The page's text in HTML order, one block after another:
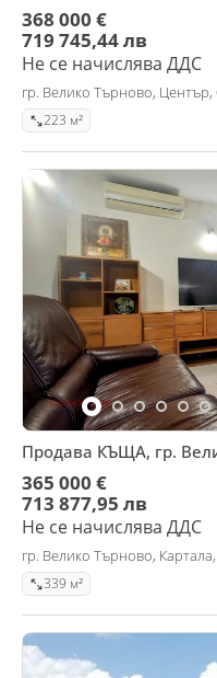
368 000 €
719 745,44 лв
Не се начислява ДДС
гр. Велико Търново, Център,
223 м²
Продава КЪЩА, гр.
365 000 €
713 877,95 лв
Не се начислява ДДС
гр. Велико Търново, Картала,
339 м²